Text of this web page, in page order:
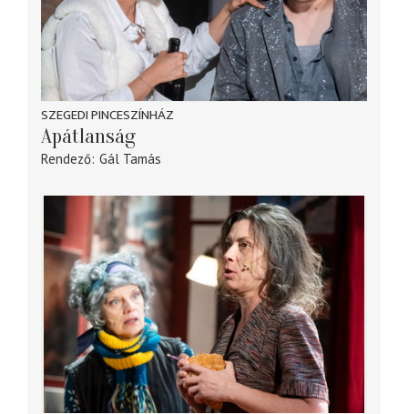
SZEGEDI PINCESZÍNHÁZ
Apátlanság
Rendező Gál Tamás